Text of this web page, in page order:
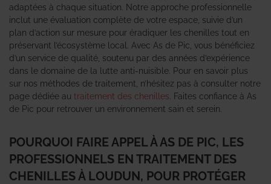
adaptées à chaque situation. Notre approche professionnelle
inclut une évaluation complète de votre espace, suivie d’un
plan d’action sur mesure pour éradiquer les chenilles tout en
préservant l’écosystème local. Avec As de Pic, vous bénéficiez
d’un service de qualité, soutenu par des années d’expérience
dans le domaine de la lutte anti-nuisible. Pour en savoir plus
sur nos méthodes de traitement, n’hésitez pas à consulter notre
page dédiée au traitement des chenilles . Faites confiance à As
de Pic pour retrouver un environnement sain et serein.
POURQUOI FAIRE APPEL À AS DE PIC, LES
PROFESSIONNELS EN TRAITEMENT DES
CHENILLES À LOUDUN, POUR PROTÉGER